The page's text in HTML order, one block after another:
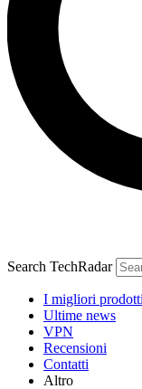
Search TechRadar
I migliori prodotti
Ultime news
VPN
Recensioni
Contatti
Altro